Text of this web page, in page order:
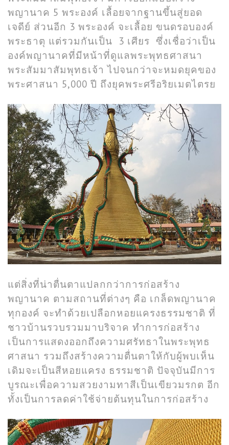
พญานาค 5 พระองค์ เลื้อยจากฐานขึ้นสู่ยอด
เจดีย์ ส่วนอีก 3 พระองค์ จะเลื้อย ขนดรอบองค์
พระธาตุ แต่รวมกันเป็น 3 เศียร ซึ่งเชื่อว่าเป็น
องค์พญานาคที่มีหน้าที่ดูแลพระพุทธศาสนา
พระสัมมาสัมพุทธเจ้า ไปจนกว่าจะหมดยุคของ
พระศาสนา 5,000 ปี ถึงยุคพระศรีอริยเมตไตรย
แต่สิ่งที่น่าตื่นตาแปลกกว่าการก่อสร้าง
พญานาค ตามสถานที่ต่างๆ คือ เกล็ดพญานาค
ทุกองค์ จะทำด้วยเปลือกหอยแครงธรรมชาติ ที่
ชาวบ้านรวบรวมมาบริจาค ทำการก่อสร้าง
เป็นการแสดงออกถึงความศรัทธาในพระพุทธ
ศาสนา รวมถึงสร้างความตื่นตาให้กับผู้พบเห็น
เดิมจะเป็นสีหอยแครง ธรรมชาติ ปัจจุบันมีการ
บูรณะเพื่อความสวยงามทาสีเป็นเขียวมรกต อีก
ทั้งเป็นการลดค่าใช้จ่ายต้นทุนในการก่อสร้าง